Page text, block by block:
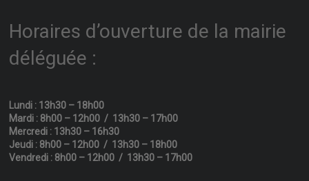
Horaires d’ouverture de la mairie
déléguée :
Lundi : 13h30 – 18h00
Mardi : 8h00 – 12h00 / 13h30 – 17h00
Mercredi : 13h30 – 16h30
Jeudi : 8h00 – 12h00 / 13h30 – 18h00
Vendredi : 8h00 – 12h00 / 13h30 – 17h00